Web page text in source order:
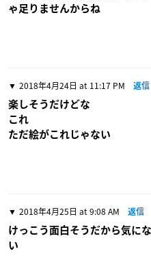
ゃ足りませんからね
2018年4月24日 at 11:17 PM 返信
楽しそうだけどな
これ
ただ絵がこれじゃない
2018年4月25日 at 9:08 AM 返信
けっこう面白そうだから気に
い